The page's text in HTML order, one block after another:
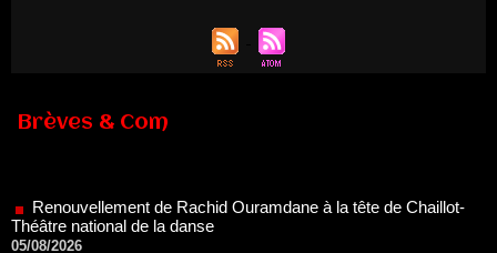
Brèves & Com
Nomination de Jérôme Montchal à la direction du Phénix,
Scène nationale de Valenciennes Métropole